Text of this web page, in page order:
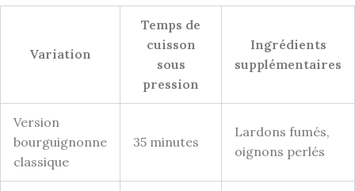
Variation
Temps de
cuisson
sous
pression
Ingrédients
supplémentaires
Version
bourguignonne
classique
35 minutes
Lardons fumés,
oignons perlés